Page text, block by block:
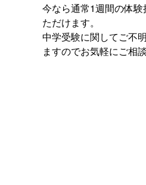
今なら通常1週間の体
ただけます。
中学受験に関してご不
ますのでお気軽にご相